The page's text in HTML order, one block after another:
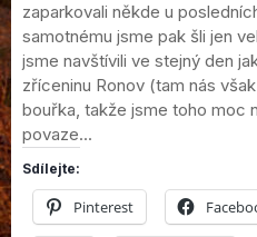
zaparkovali někde u
samotnému jsme pak šli jen
jsme navštívili ve stejný den
zříceninu Ronov (tam nás
bouřka, takže jsme toho moc
povaze...
Sdílejte:
Pinterest